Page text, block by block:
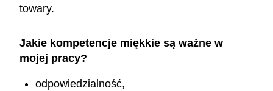
towary.
Jakie kompetencje miękkie są ważne w
mojej pracy?
odpowiedzialność,